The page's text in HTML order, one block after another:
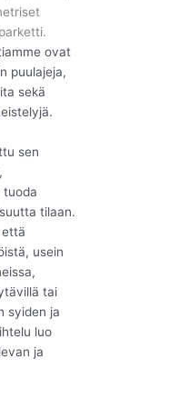
ovat
puulajeja,
sekä
sen
tuoda
tilaan.
usein
tai
syiden ja
luo
ja